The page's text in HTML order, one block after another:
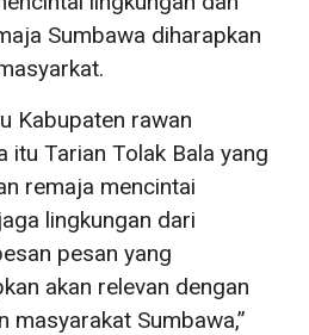
Sumbawa diharapkan
Kabupaten rawan
itu Tarian Tolak Bala yang
remaja mencintai
lingkungan dari
pesan yang
akan relevan dengan
masyarakat Sumbawa,”